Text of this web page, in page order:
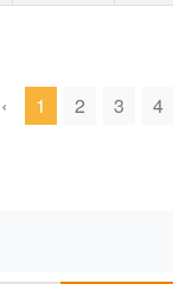
‹ 1 2 3 4